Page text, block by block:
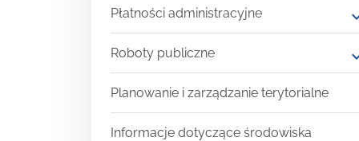
Płatności administracyjne
Roboty publiczne
Planowanie i zarządzanie terytorialne
Informacje dotyczące środowiska